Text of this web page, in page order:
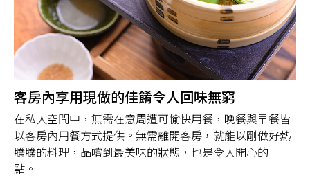
客房內享用現做的佳餚令人回味無窮
在私人空間中，無需在意周遭可愉快用餐，晚餐與早餐皆
以客房內用餐方式提供。無需離開客房，就能以剛做好熱
騰騰的料理，品嚐到最美味的狀態，也是令人開心的一
點。